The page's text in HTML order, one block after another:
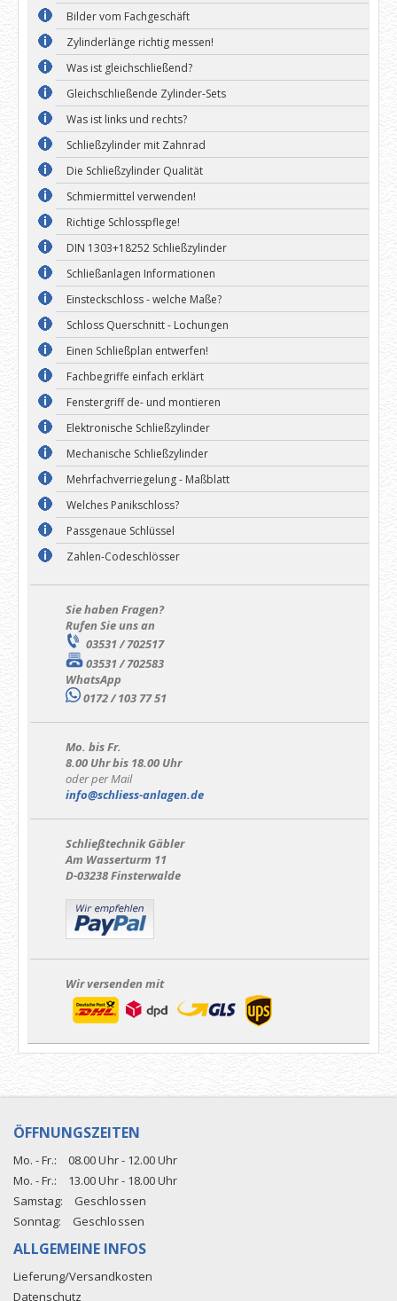
Bilder vom Fachgeschäft
Zylinderlänge richtig messen!
Was ist gleichschließend?
Gleichschließende Zylinder-Sets
Was ist links und rechts?
Schließzylinder mit Zahnrad
Die Schließzylinder Qualität
Schmiermittel verwenden!
Richtige Schlosspflege!
DIN 1303+18252 Schließzylinder
Schließanlagen Informationen
Einsteckschloss - welche Maße?
Schloss Querschnitt - Lochungen
Einen Schließplan entwerfen!
Fachbegriffe einfach erklärt
Fenstergriff de- und montieren
Elektronische Schließzylinder
Mechanische Schließzylinder
Mehrfachverriegelung - Maßblatt
Welches Panikschloss?
Passgenaue Schlüssel
Zahlen-Codeschlösser
Sie haben Fragen?
Rufen Sie uns an
03531 / 702517
03531 / 702583
WhatsApp
0172 / 103 77 51
Mo. bis Fr.
8.00 Uhr bis 18.00 Uhr
oder per Mail
info@schliess-anlagen.de
Schließtechnik Gäbler
Am Wasserturm 11
D-03238 Finsterwalde
Wir versenden mit
ÖFFNUNGSZEITEN
Mo. - Fr.:
08.00 Uhr - 12.00 Uhr
Mo. - Fr.:
13.00 Uhr - 18.00 Uhr
Samstag:
Geschlossen
Sonntag:
Geschlossen
ALLGEMEINE INFOS
Lieferung/Versandkosten
Datenschutz